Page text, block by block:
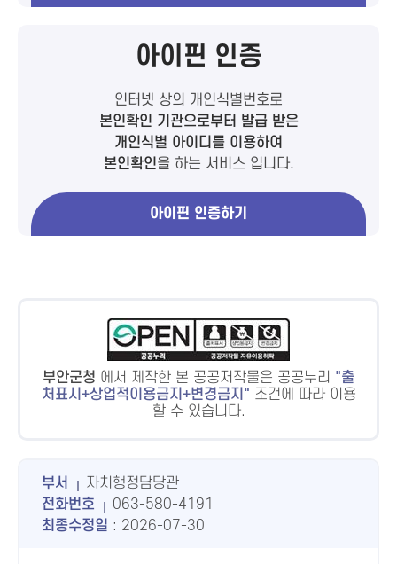
아이핀 인증
인터넷 상의 개인식별번호로
본인확인 기관으로부터 발급 받은
개인식별 아이디를 이용하여
본인확인을 하는 서비스 입니다.
아이핀 인증하기
부안군청 에서 제작한 본 공공저작물은 공공누리
출
처표시+상업적이용금지+변경금지
조건에 따라 이용
할 수 있습니다.
부서
자치행정담당관
전화번호
063-580-4191
최종수정일 : 2026-07-30